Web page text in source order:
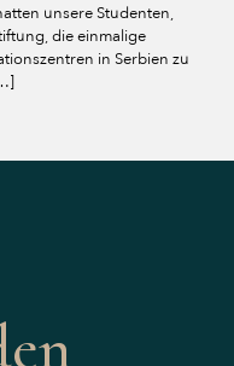
unsere Studenten,
die einmalige
in Serbien zu